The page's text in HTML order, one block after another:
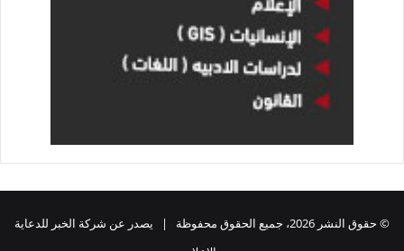
© حقوق النشر 2026، جميع الحقوق محفوظة | يصدر عن شركة الخبر للدعاية